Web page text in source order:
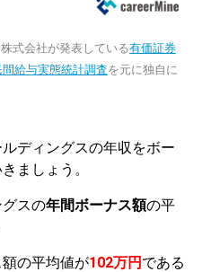
式会社が発表している有価証券
間給与実態統計調査を元に独自に
ディングスの年収をボー
ましょう。
スの年間ボーナス額の平
の平均値が102万円 である